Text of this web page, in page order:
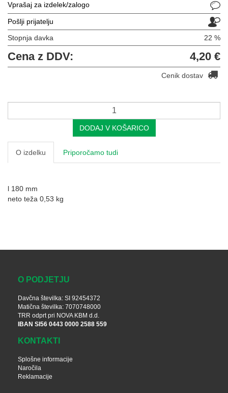
Vprašaj za izdelek/zalogo
Pošlji prijatelju
Stopnja davka 22 %
Cena z DDV: 4,20 €
Cenik dostav
DODAJ V KOŠARICO
O izdelku Priporočamo tudi
l 180 mm
neto teža 0,53 kg
O PODJETJU
Davčna številka: SI 92454372
Matična številka: 7070748000
TRR odprt pri NOVA KBM d.d.
IBAN SI56 0443 0000 2588 559
KONTAKTI
Splošne informacije
Naročila
Reklamacije